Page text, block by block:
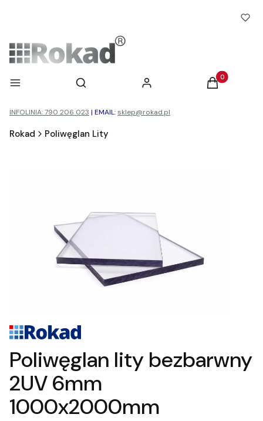
Menu Otwórz wyszukiwarkę
Szukaj Zaloguj się Produkty w
Koszyk
INFOLINIA: 790 206 023 | EMAIL: sklep@rokad.pl
Rokad Poliwęglan Lity
Poliwęglan lity bezbarwny
2UV 6mm
1000x2000mm